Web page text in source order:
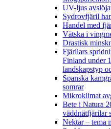
UV-ljus
Sydrovfjäril
Handel med
Vätska i
Drastisk
Fjärilars
Finland under
landskapstyp
Spanska
somrar
Mikroklimat
Bete i Natura
väddnätfjärilar
Nektar – tema